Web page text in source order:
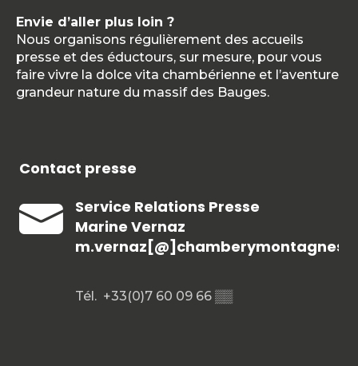
Envie d’aller plus loin ?
Nous organisons régulièrement des accueils
presse et des éductours, sur mesure, pour vous
faire vivre la dolce vita chambérienne et l’aventure
grandeur nature du massif des Bauges.
Contact presse
Service Relations Presse
Marine Vernaz
Tél. +33(0)7 60 09 66 ▒▒